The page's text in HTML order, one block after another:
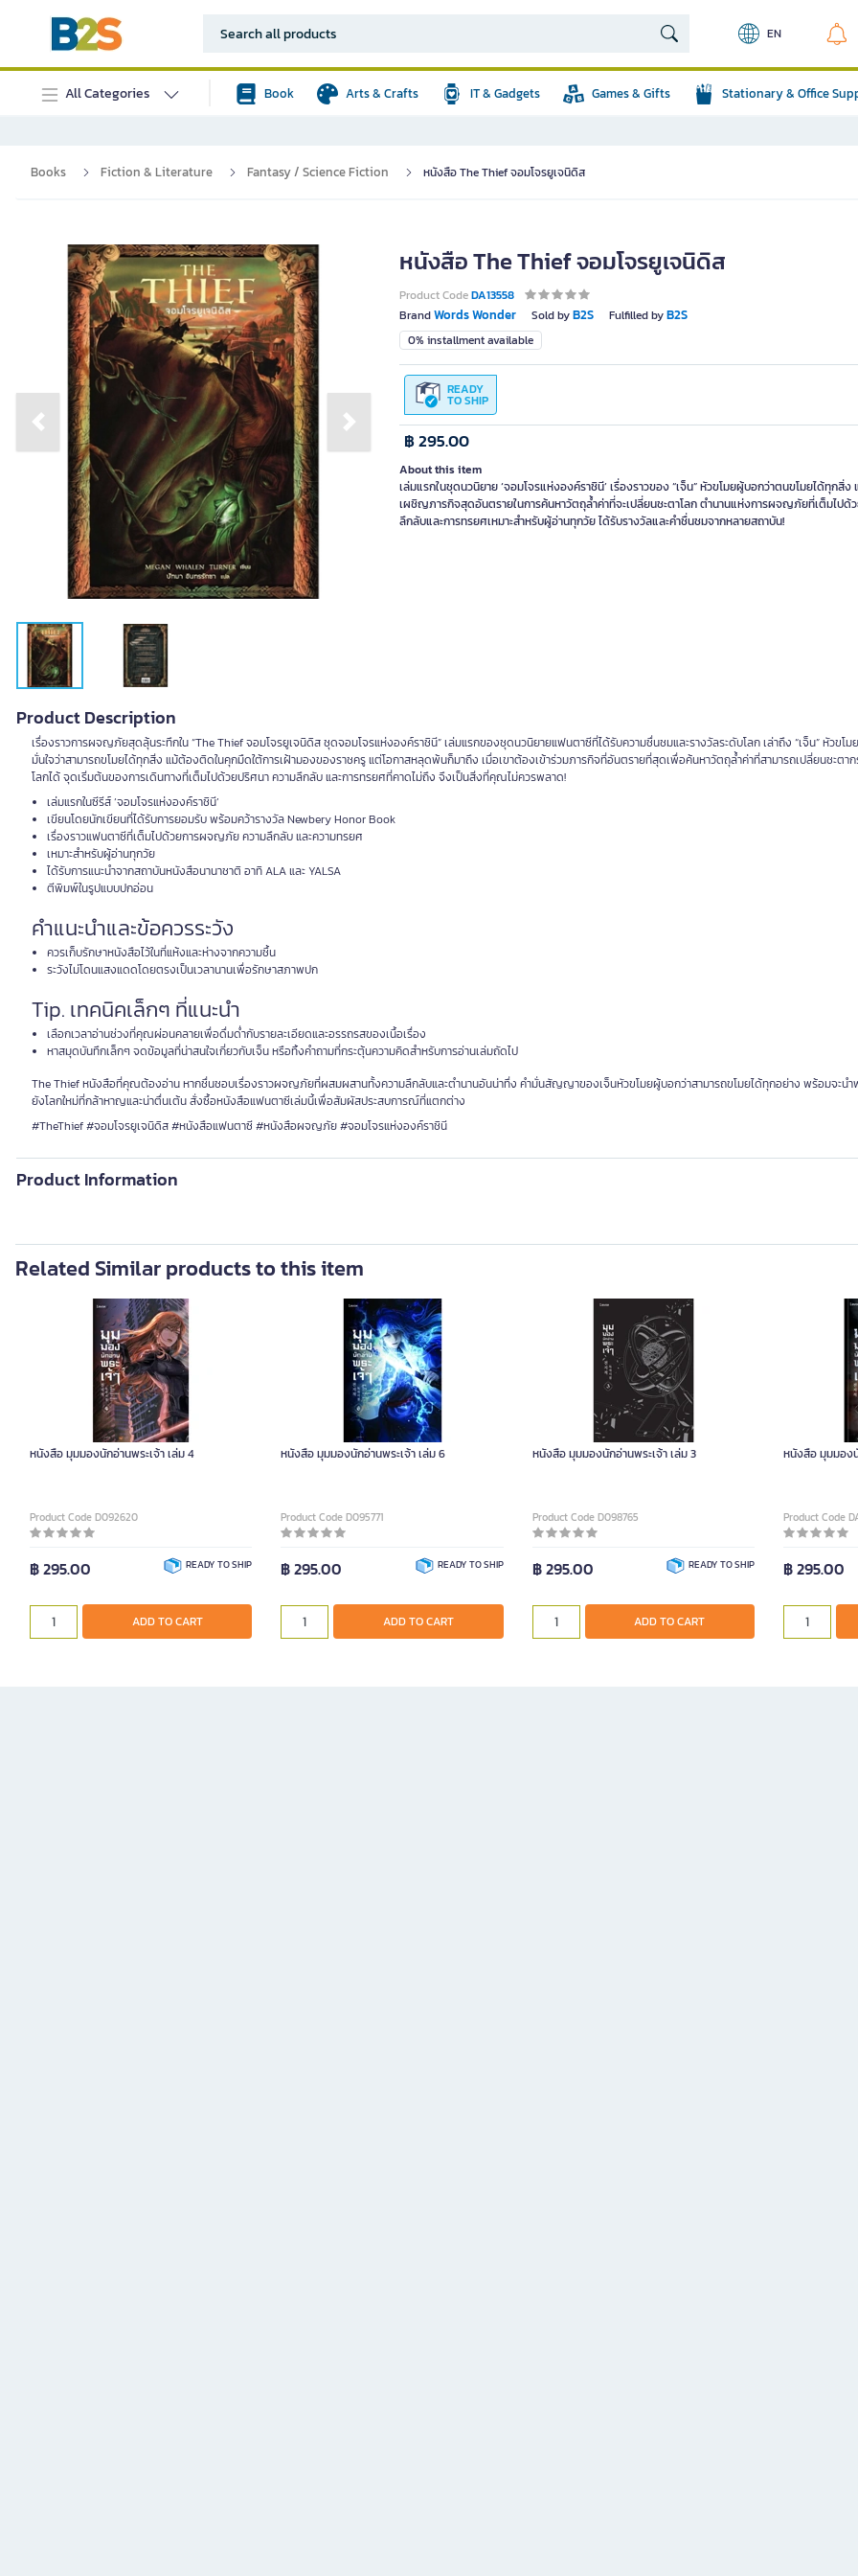
EN
All Categories Book Arts & Crafts IT & Gadgets Games & Gifts Stationary & Office
Books Fiction & Literature Fantasy / Science Fiction หนังสือ The Thief จอมโจรยูเจนิดิส
Previous slide Next slide
หนังสือ The Thief จอมโจรยูเจนิดิส
Product CodeDA13558
BrandWords Wonder Sold byB2S Fulfilled byB2S
0% installment available
READY
TO SHIP
฿ 295.00
About this item
เล่มแรกในชุดนวนิยาย ‘จอมโจรแห่งองค์ราชินี’ เรื่องราวของ “เจ็น” หัวขโมยผู้บอกว่าตนขโมยได้ทุกสิ่
เผชิญภารกิจสุดอันตรายในการค้นหาวัตถุล้ำค่าที่จะเปลี่ยนชะตาโลก ตำนานแห่งการผจญภัยที่เต็มไปด้
ลึกลับและการทรยศเหมาะสำหรับผู้อ่านทุกวัย ได้รับรางวัลและคำชื่นชมจากหลายสถาบัน!
Product Description
เรื่องราวการผจญภัยสุดลุ้นระทึกใน “The Thief จอมโจรยูเจนิดิส ชุดจอมโจรแห่งองค์ราชินี” เล่มแรกของชุดนวนิยายแฟนตาซีที่ได้รับความชื่นชมและรางวัลระดับโลก เล่าถึง “เจ็น” หัวขโม
มั่นใจว่าสามารถขโมยได้ทุกสิ่ง แม้ต้องติดในคุกมืดใต้การเฝ้ามองของราชครู แต่โอกาสหลุดพ้นก็มาถึง เมื่อเขาต้องเข้าร่วมภารกิจที่อันตรายที่สุดเพื่อค้นหาวัตถุล้ำค่าที่สามารถเปลี่ยนชะตา
โลกได้ จุดเริ่มต้นของการเดินทางที่เต็มไปด้วยปริศนา ความลึกลับ และการทรยศที่คาดไม่ถึง จึงเป็นสิ่งที่คุณไม่ควรพลาด!
เล่มแรกในซีรีส์ ‘จอมโจรแห่งองค์ราชินี’
เขียนโดยนักเขียนที่ได้รับการยอมรับ พร้อมคว้ารางวัล Newbery Honor Book
เรื่องราวแฟนตาซีที่เต็มไปด้วยการผจญภัย ความลึกลับ และความทรยศ
เหมาะสำหรับผู้อ่านทุกวัย
ได้รับการแนะนำจากสถาบันหนังสือนานาชาติ อาทิ ALA และ YALSA
ตีพิมพ์ในรูปแบบปกอ่อน
คำแนะนำและข้อควรระวัง
ควรเก็บรักษาหนังสือไว้ในที่แห้งและห่างจากความชื้น
ระวังไม่โดนแสงแดดโดยตรงเป็นเวลานานเพื่อรักษาสภาพปก
Tip. เทคนิคเล็กๆ ที่แนะนำ
เลือกเวลาอ่านช่วงที่คุณผ่อนคลายเพื่อดื่มด่ำกับรายละเอียดและอรรถรสของเนื้อเรื่อง
หาสมุดบันทึกเล็กๆ จดข้อมูลที่น่าสนใจเกี่ยวกับเจ็น หรือทิ้งคำถามที่กระตุ้นความคิดสำหรับการอ่านเล่มถัดไป
The Thief หนังสือที่คุณต้องอ่าน หากชื่นชอบเรื่องราวผจญภัยที่ผสมผสานทั้งความลึกลับและตำนานอันน่าทึ่ง คำมั่นสัญญาของเจ็นหัวขโมยผู้บอกว่าสามารถขโมยได้ทุกอย่าง พร้อมจะน
ยังโลกใหม่ที่กล้าหาญและน่าตื่นเต้น สั่งซื้อหนังสือแฟนตาซีเล่มนี้เพื่อสัมผัสประสบการณ์ที่แตกต่าง
#TheThief #จอมโจรยูเจนิดิส #หนังสือแฟนตาซี #หนังสือผจญภัย #จอมโจรแห่งองค์ราชินี
Product Information
Related Similar products to this item
หนังสือ มุมมองนักอ่านพระเจ้า เล่ม 4
Product Code D092620
฿ 295.00 READY TO SHIP
ADD TO CART
หนังสือ มุมมองนักอ่านพระเจ้า เล่ม 6
Product Code D095771
฿ 295.00 READY TO SHIP
ADD TO CART
หนังสือ มุมมองนักอ่านพระเจ้า เล่ม 3
Product Code D098765
฿ 295.00 READY TO SHIP
ADD TO CART
หนังสือ มุมมอง
Product Code
฿ 295.00